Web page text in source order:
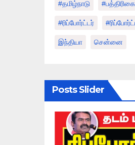
#தமிழ்நாடு #பத்திரிகை
#ரிப்போர்ட்டர்
இந்தியா சென்னை
Posts Slider